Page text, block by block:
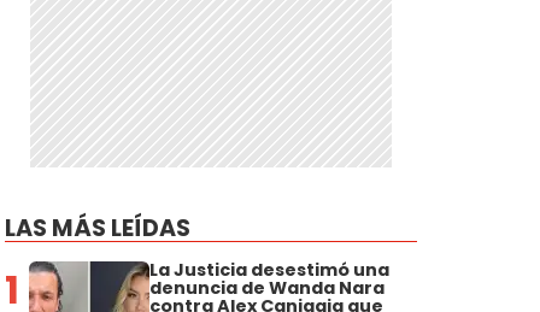
LAS MÁS LEÍDAS
1 La Justicia desestimó una
denuncia de Wanda Nara
contra Alex Caniggia que